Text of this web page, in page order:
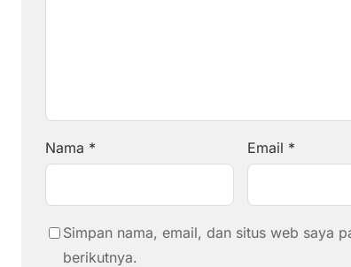
Nama * Email *
Simpan nama, email, dan situs web saya
berikutnya.